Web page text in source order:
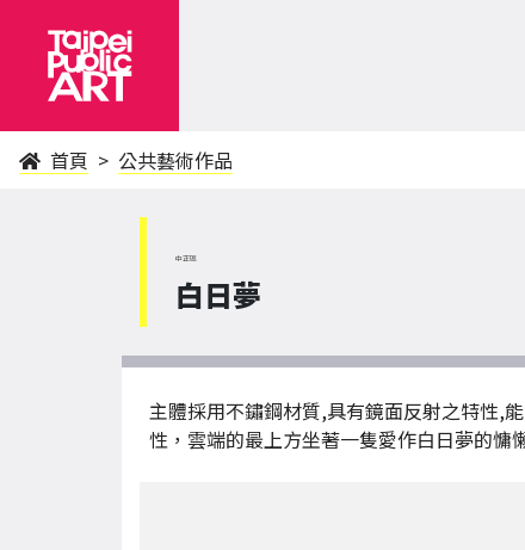
首頁 公共藝術作品
中正區
白日夢
主體採用不鏽鋼材質,具有鏡面反射之特性,
性，雲端的最上方坐著一隻愛作白日夢的慵